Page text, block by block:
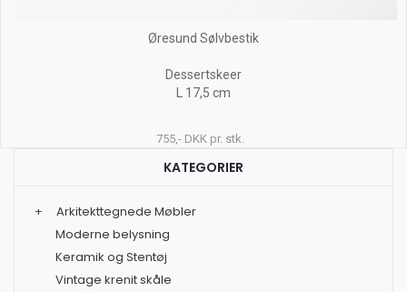
Øresund Sølvbestik
Dessertskeer
L 17,5 cm
755,- DKK pr. stk.
KATEGORIER
+
Arkitekttegnede Møbler
Moderne belysning
Keramik og Stentøj
Vintage krenit skåle